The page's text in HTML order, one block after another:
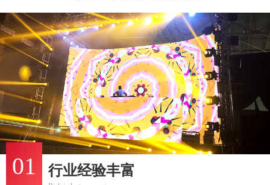
01 行业经验丰富